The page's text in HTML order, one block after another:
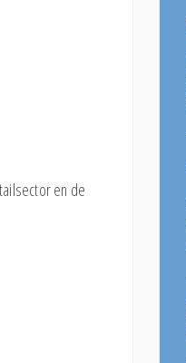
en de